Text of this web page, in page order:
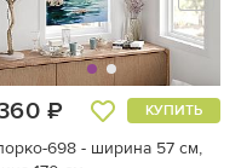
₽ КУПИТЬ
698 - ширина 57 см,